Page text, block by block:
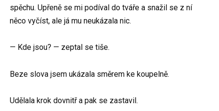
spěchu. Upřeně se mi podíval do tváře a snažil se z ní
něco vyčíst, ale já mu neukázala nic.
— Kde jsou? — zeptal se tiše.
Beze slova jsem ukázala směrem ke koupelně.
Udělala krok dovnitř a pak se zastavil.